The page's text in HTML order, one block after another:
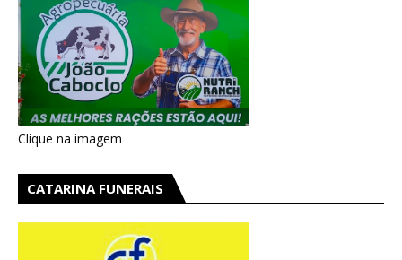
Clique na imagem
CATARINA FUNERAIS